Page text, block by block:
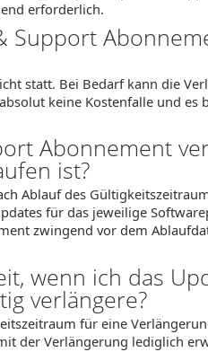
erforderlich.
Support
statt. Bei Bedarf kann die
keine Kostenfalle und es
Abonnement
ist?
Ablauf des
für das jeweilige
zwingend vor dem
wenn ich das
verlängere?
für eine
der Verlängerung lediglich